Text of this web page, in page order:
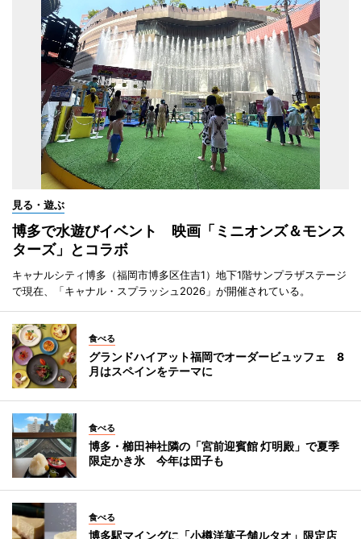
見る・遊ぶ
博多で水遊びイベント 映画「ミニオンズ＆モンス
ターズ」とコラボ
キャナルシティ博多（福岡市博多区住吉1）地下1階サンプラザステージ
で現在、「キャナル・スプラッシュ2026」が開催されている。
食べる
グランドハイアット福岡でオーダービュッフェ 8
月はスペインをテーマに
食べる
博多・櫛田神社隣の「宮前迎賓館 灯明殿」で夏季
限定かき氷 今年は団子も
食べる
博多駅マイングに「小樽洋菓子舗ルタオ」限定店